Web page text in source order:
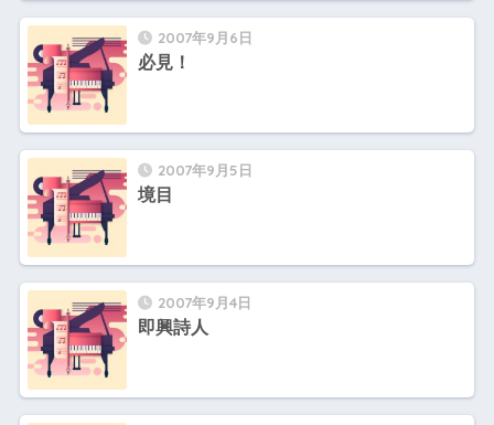
2007年9月6日
必見！
2007年9月5日
境目
2007年9月4日
即興詩人